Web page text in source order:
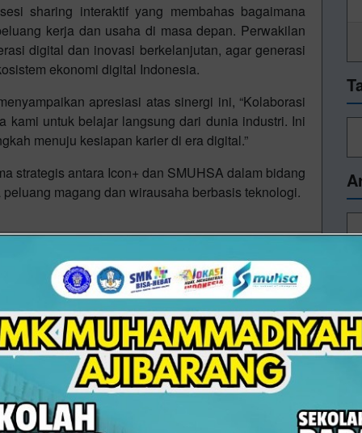
sharing interaktif yang membahas bagaimana
kerja dan usaha di masa depan. Perwakilan
digital dan inovasi berkelanjutan, agar generasi
ekonomi digital Indonesia.
apresiasi atas sinergi ini, “Kolaborasi
kami untuk belajar langsung dari dunia industri. Ini
menuju kesiapan karier di era digital.”
strategis antara Icon+ dan SMUHSA dalam bidang
magang dan wirausaha berbasis teknologi.